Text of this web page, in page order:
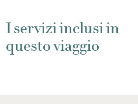
I servizi inclusi in
questo viaggio